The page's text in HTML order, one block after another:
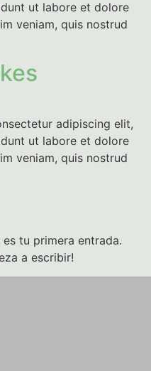
ut labore et dolore
veniam, quis nostrud
adipiscing elit,
ut labore et dolore
veniam, quis nostrud
es tu primera entrada.
a escribir!